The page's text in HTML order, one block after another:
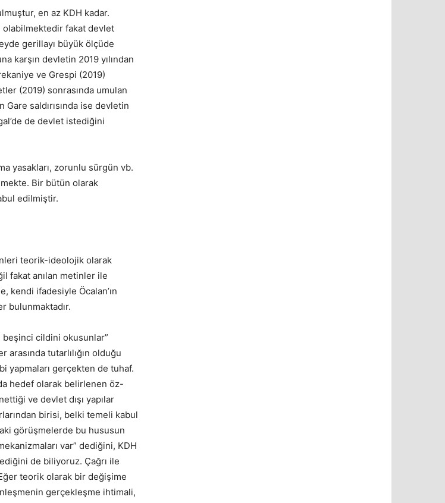
en az KDH kadar.
olabilmektedir fakat devlet
gerillayı büyük ölçüde
karşın devletin 2019 yılından
ve Grespi (2019)
(2019) sonrasında umulan
saldırısında ise devletin
de devlet istediğini
yasakları, zorunlu sürgün vb.
Bir bütün olarak
edilmiştir.
teorik-ideolojik olarak
fakat anılan metinler ile
kendi ifadesiyle Öcalan’ın
bulunmaktadır.
beşinci cildini okusunlar”
arasında tutarlılığın olduğu
yapmaları gerçekten de tuhaf.
hedef olarak belirlenen öz-
ve devlet dışı yapılar
birisi, belki temeli kabul
görüşmelerde bu hususun
var” dediğini, KDH
de biliyoruz. Çağrı ile
teorik olarak bir değişime
gerçekleşme ihtimali,